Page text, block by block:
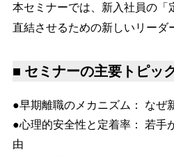
本セミナーでは、新入社員の「
直結させるための新しいリーダ
■ セミナーの主要トピッ
●早期離職のメカニズム： なぜ
●心理的安全性と定着率： 若手
由